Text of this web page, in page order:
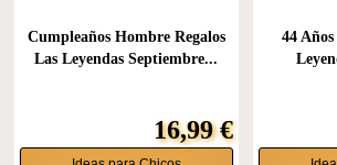
Cumpleaños Hombre Regalos
Las Leyendas Septiembre...
16,99 €
44